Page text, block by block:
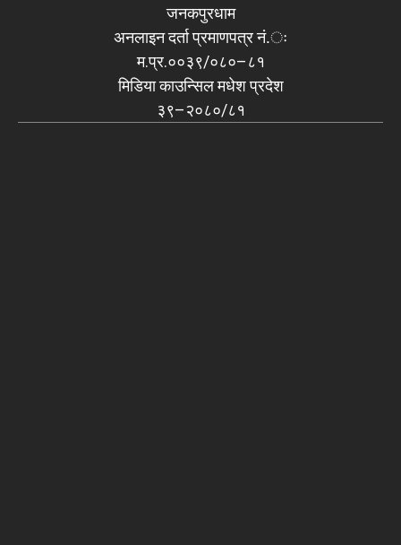
जनकपुरधाम
अनलाइन दर्ता प्रमाणपत्र नं.ः
म.प्र.००३९/०८०–८१
मिडिया काउन्सिल मधेश प्रदेश
३९–२०८०/८१